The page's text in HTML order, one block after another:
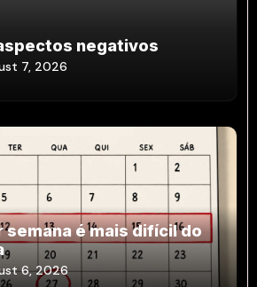
negativos
7, 2026
semana é mais difícil do
6, 2026